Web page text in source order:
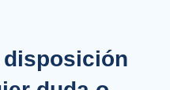
disposición